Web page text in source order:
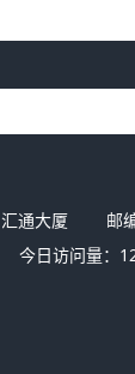
通大厦
邮
今日访问量：